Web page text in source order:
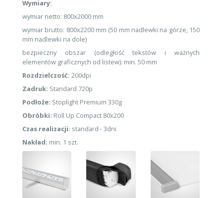
Wymiary:
wymiar netto: 800x2000 mm
wymiar brutto: 800x2200 mm (50 mm nadlewki na górze, 150
mm nadlewki na dole)
bezpieczny obszar (odległość tekstów i ważnych
elementów graficznych od listew): min. 50 mm
Rozdzielczość: 200dpi
Zadruk: Standard 720p
Podłoże: Stoplight Premium 330g
Obróbki: Roll Up Compact 80x200
Czas realizacji: standard - 3dni
Nakład: min. 1 szt.